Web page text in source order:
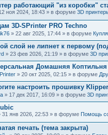
работающий "из коробки"
ноя 2024, 18:43 » в форуме 3D
3D-SPrinter PRO Techno
» 22 авг 2025, 17:44 » в форуме
слой не липнет к первому
» 23 фев 2026, 21:19 » в форуме 3D
Домашняя Коптильня
» 20 окт 2025, 02:15 » в форуме
настроить прошивку Klipper
» 17 дек 2017, 16:09 » в форуме 3D
31 янв 2026, 22:53 » в форуме Помощь
печать (тема закрыта)